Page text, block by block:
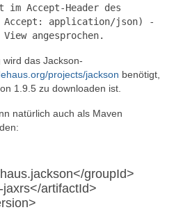
Accept-Header des
Accept: application/json) -
angesprochen.
das Jackson-
projects/jackson benötigt,
1.9.5 zu downloaden ist.
natürlich auch als Maven
groupId>
artifactId>